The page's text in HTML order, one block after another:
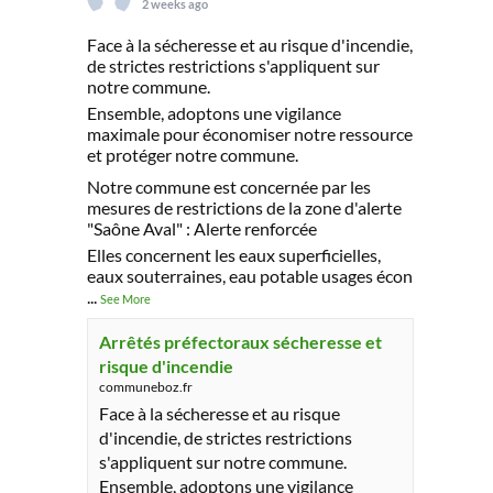
2 weeks ago
Face à la sécheresse et au risque d'incendie,
de strictes restrictions s'appliquent sur
notre commune.
Ensemble, adoptons une vigilance
maximale pour économiser notre ressource
et protéger notre commune.
Notre commune est concernée par les
mesures de restrictions de la zone d'alerte
"Saône Aval" : Alerte renforcée
Elles concernent les eaux superficielles,
eaux souterraines, eau potable usages écon
... See More
Arrêtés préfectoraux sécheresse et
risque d'incendie
communeboz.fr
Face à la sécheresse et au risque
d'incendie, de strictes restrictions
s'appliquent sur notre commune.
Ensemble, adoptons une vigilance